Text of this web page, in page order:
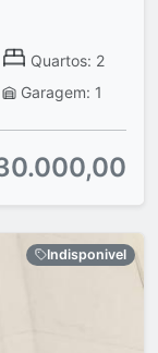
Quartos: 2
Garagem: 1
Indisponivel